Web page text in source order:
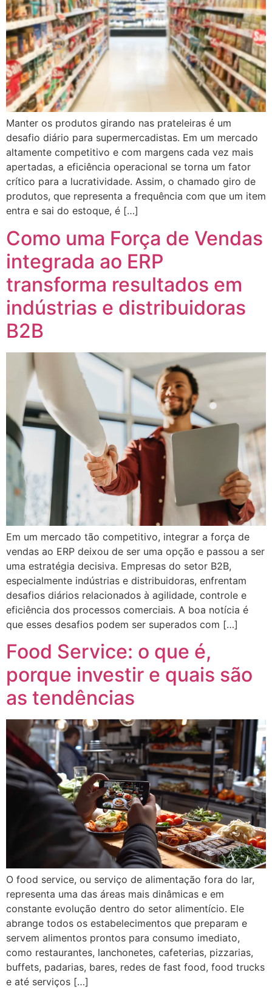
Manter os produtos girando nas prateleiras é um
desafio diário para supermercadistas. Em um mercado
altamente competitivo e com margens cada vez mais
apertadas, a eficiência operacional se torna um fator
crítico para a lucratividade. Assim, o chamado giro de
produtos, que representa a frequência com que um item
entra e sai do estoque, é […]
Como uma Força de Vendas
integrada ao ERP
transforma resultados em
indústrias e distribuidoras
B2B
Em um mercado tão competitivo, integrar a força de
vendas ao ERP deixou de ser uma opção e passou a ser
uma estratégia decisiva. Empresas do setor B2B,
especialmente indústrias e distribuidoras, enfrentam
desafios diários relacionados à agilidade, controle e
eficiência dos processos comerciais. A boa notícia é
que esses desafios podem ser superados com […]
Food Service: o que é,
porque investir e quais são
as tendências
O food service, ou serviço de alimentação fora do lar,
representa uma das áreas mais dinâmicas e em
constante evolução dentro do setor alimentício. Ele
abrange todos os estabelecimentos que preparam e
servem alimentos prontos para consumo imediato,
como restaurantes, lanchonetes, cafeterias, pizzarias,
buffets, padarias, bares, redes de fast food, food trucks
e até serviços […]